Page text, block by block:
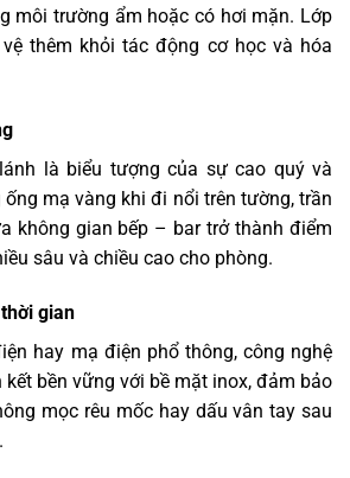
môi trường ẩm hoặc có hơi mặn. Lớp
thêm khỏi tác động cơ học và hóa
là biểu tượng của sự cao quý và
mạ vàng khi đi nổi trên tường, trần
không gian bếp – bar trở thành điểm
sâu và chiều cao cho phòng.
gian
hay mạ điện phổ thông, công nghệ
kết bền vững với bề mặt inox, đảm bảo
mọc rêu mốc hay dấu vân tay sau